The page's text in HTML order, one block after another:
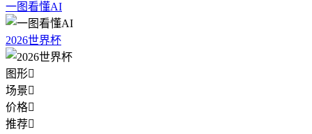
一图看懂AI
2026世界杯
图形
场景
价格
推荐